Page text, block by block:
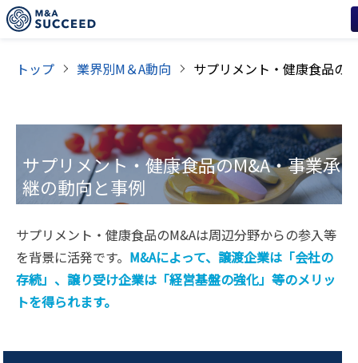
トップ 業界別M＆A動向
サプリメント・健康食品のM&A・事業承
継の動向と事例
サプリメント・健康食品のM&Aは周辺分野からの参入等
を背景に活発です。 M&Aによって、譲渡企業は「会社の
存続」、譲り受け企業は「経営基盤の強化」等のメリッ
トを得られます。